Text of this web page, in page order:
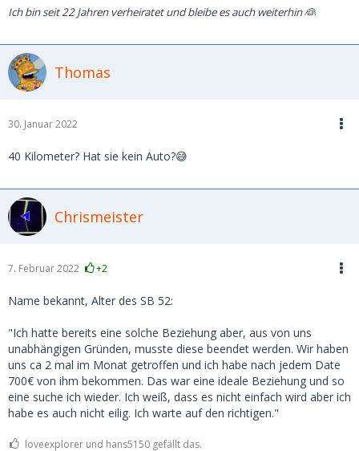
Ich bin seit 22 Jahren verheiratet und bleibe es auch weiterhin 👰
Thomas
30. Januar 2022
40 Kilometer? Hat sie kein Auto?😅
Chrismeister
7. Februar 2022 +2
Name bekannt, Alter des SB 52:
"Ich hatte bereits eine solche Beziehung aber, aus von uns
unabhängigen Gründen, musste diese beendet werden. Wir haben
uns ca 2 mal im Monat getroffen und ich habe nach jedem Date
700€ von ihm bekommen. Das war eine ideale Beziehung und so
eine suche ich wieder. Ich weiß, dass es nicht einfach wird aber ich
habe es auch nicht eilig. Ich warte auf den richtigen."
loveexplorer und hans5150 gefällt das.